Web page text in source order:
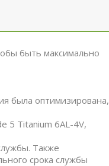
быть максимально
была оптимизирована,
5 Titanium 6AL-4V,
Также
срока службы